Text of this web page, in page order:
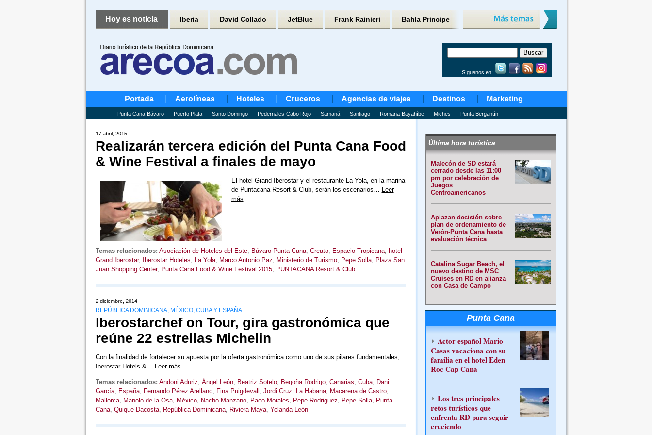
Hoy es noticia Iberia David Collado JetBlue Frank Rainieri Bahía Principe
Síguenos en:
Portada Aerolíneas Hoteles Cruceros Agencias de viajes Destinos Marketing
Punta Cana-Bávaro Puerto Plata Santo Domingo Pedernales-Cabo Rojo Samaná Santiago Romana-Bayahíbe Miches Punta Bergantín
17 abril, 2015
Realizarán tercera edición del Punta Cana Food
& Wine Festival a finales de mayo
El hotel Grand Iberostar y el restaurante La Yola, en la marina
de Puntacana Resort & Club, serán los escenarios… Leer
más
Temas relacionados: Asociación de Hoteles del Este, Bávaro-Punta Cana, Creato, Espacio Tropicana, hotel
Grand Iberostar, Iberostar Hoteles, La Yola, Marco Antonio Paz, Ministerio de Turismo, Pepe Solla, Plaza San
Juan Shopping Center, Punta Cana Food & Wine Festival 2015, PUNTACANA Resort & Club
2 diciembre, 2014
REPÚBLICA DOMINICANA, MÉXICO, CUBA Y ESPAÑA
Iberostarchef on Tour, gira gastronómica que
reúne 22 estrellas Michelin
Con la finalidad de fortalecer su apuesta por la oferta gastronómica como uno de sus pilares fundamentales,
Iberostar Hotels &… Leer más
Temas relacionados: Andoni Aduriz, Ángel León, Beatriz Sotelo, Begoña Rodrigo, Canarias, Cuba, Dani
García, España, Fernando Pérez Arellano, Fina Puigdevall , Jordi Cruz, La Habana, Macarena de Castro,
Mallorca, Manolo de la Osa, México, Nacho Manzano, Paco Morales, Pepe Rodriguez, Pepe Solla, Punta
Cana, Quique Dacosta, República Dominicana, Riviera Maya, Yolanda León
Última hora turística
Malecón de SD estará
cerrado desde las 11:00
pm por celebración de
Juegos
Centroamericanos
Aplazan decisión sobre
plan de ordenamiento de
Verón-Punta Cana hasta
evaluación técnica
Catalina Sugar Beach, el
nuevo destino de MSC
Cruises en RD en alianza
con Casa de Campo
Punta Cana
Actor español Mario
Casas vacaciona con su
familia en el hotel Eden
Roc Cap Cana
Los tres principales
retos turísticos que
enfrenta RD para seguir
creciendo